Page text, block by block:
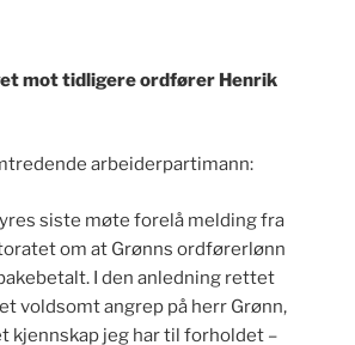
mot tidligere ordfører Henrik
arbeiderpartimann:
siste møte forelå melding fra
om at Grønns ordførerlønn
I den anledning rettet
voldsomt angrep på herr Grønn,
kjennskap jeg har til forholdet –